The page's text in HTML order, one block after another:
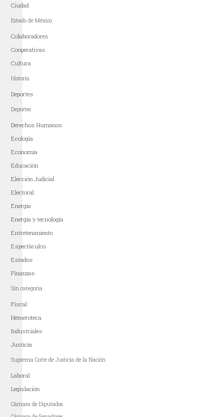
Ciudad
Estado de México
Colaboradores
Cooperativas
Cultura
Historia
Deportes
Deportes
Derechos Humanos
Ecología
Economía
Educación
Elección Judicial
Electoral
Energía
Energía y tecnología
Entretenimiento
Espectáculos
Estados
Finanzas
Sin categoría
Fiscal
Hemeroteca
Industriales
Justicia
Suprema Corte de Justicia de la Nación
Laboral
Legislación
Cámara de Diputados